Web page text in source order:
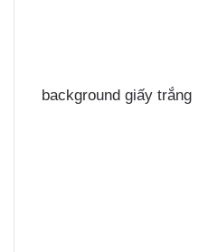
background giấy trắng